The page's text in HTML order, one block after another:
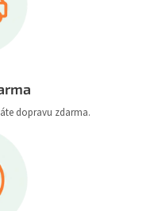
dopravu zdarma.